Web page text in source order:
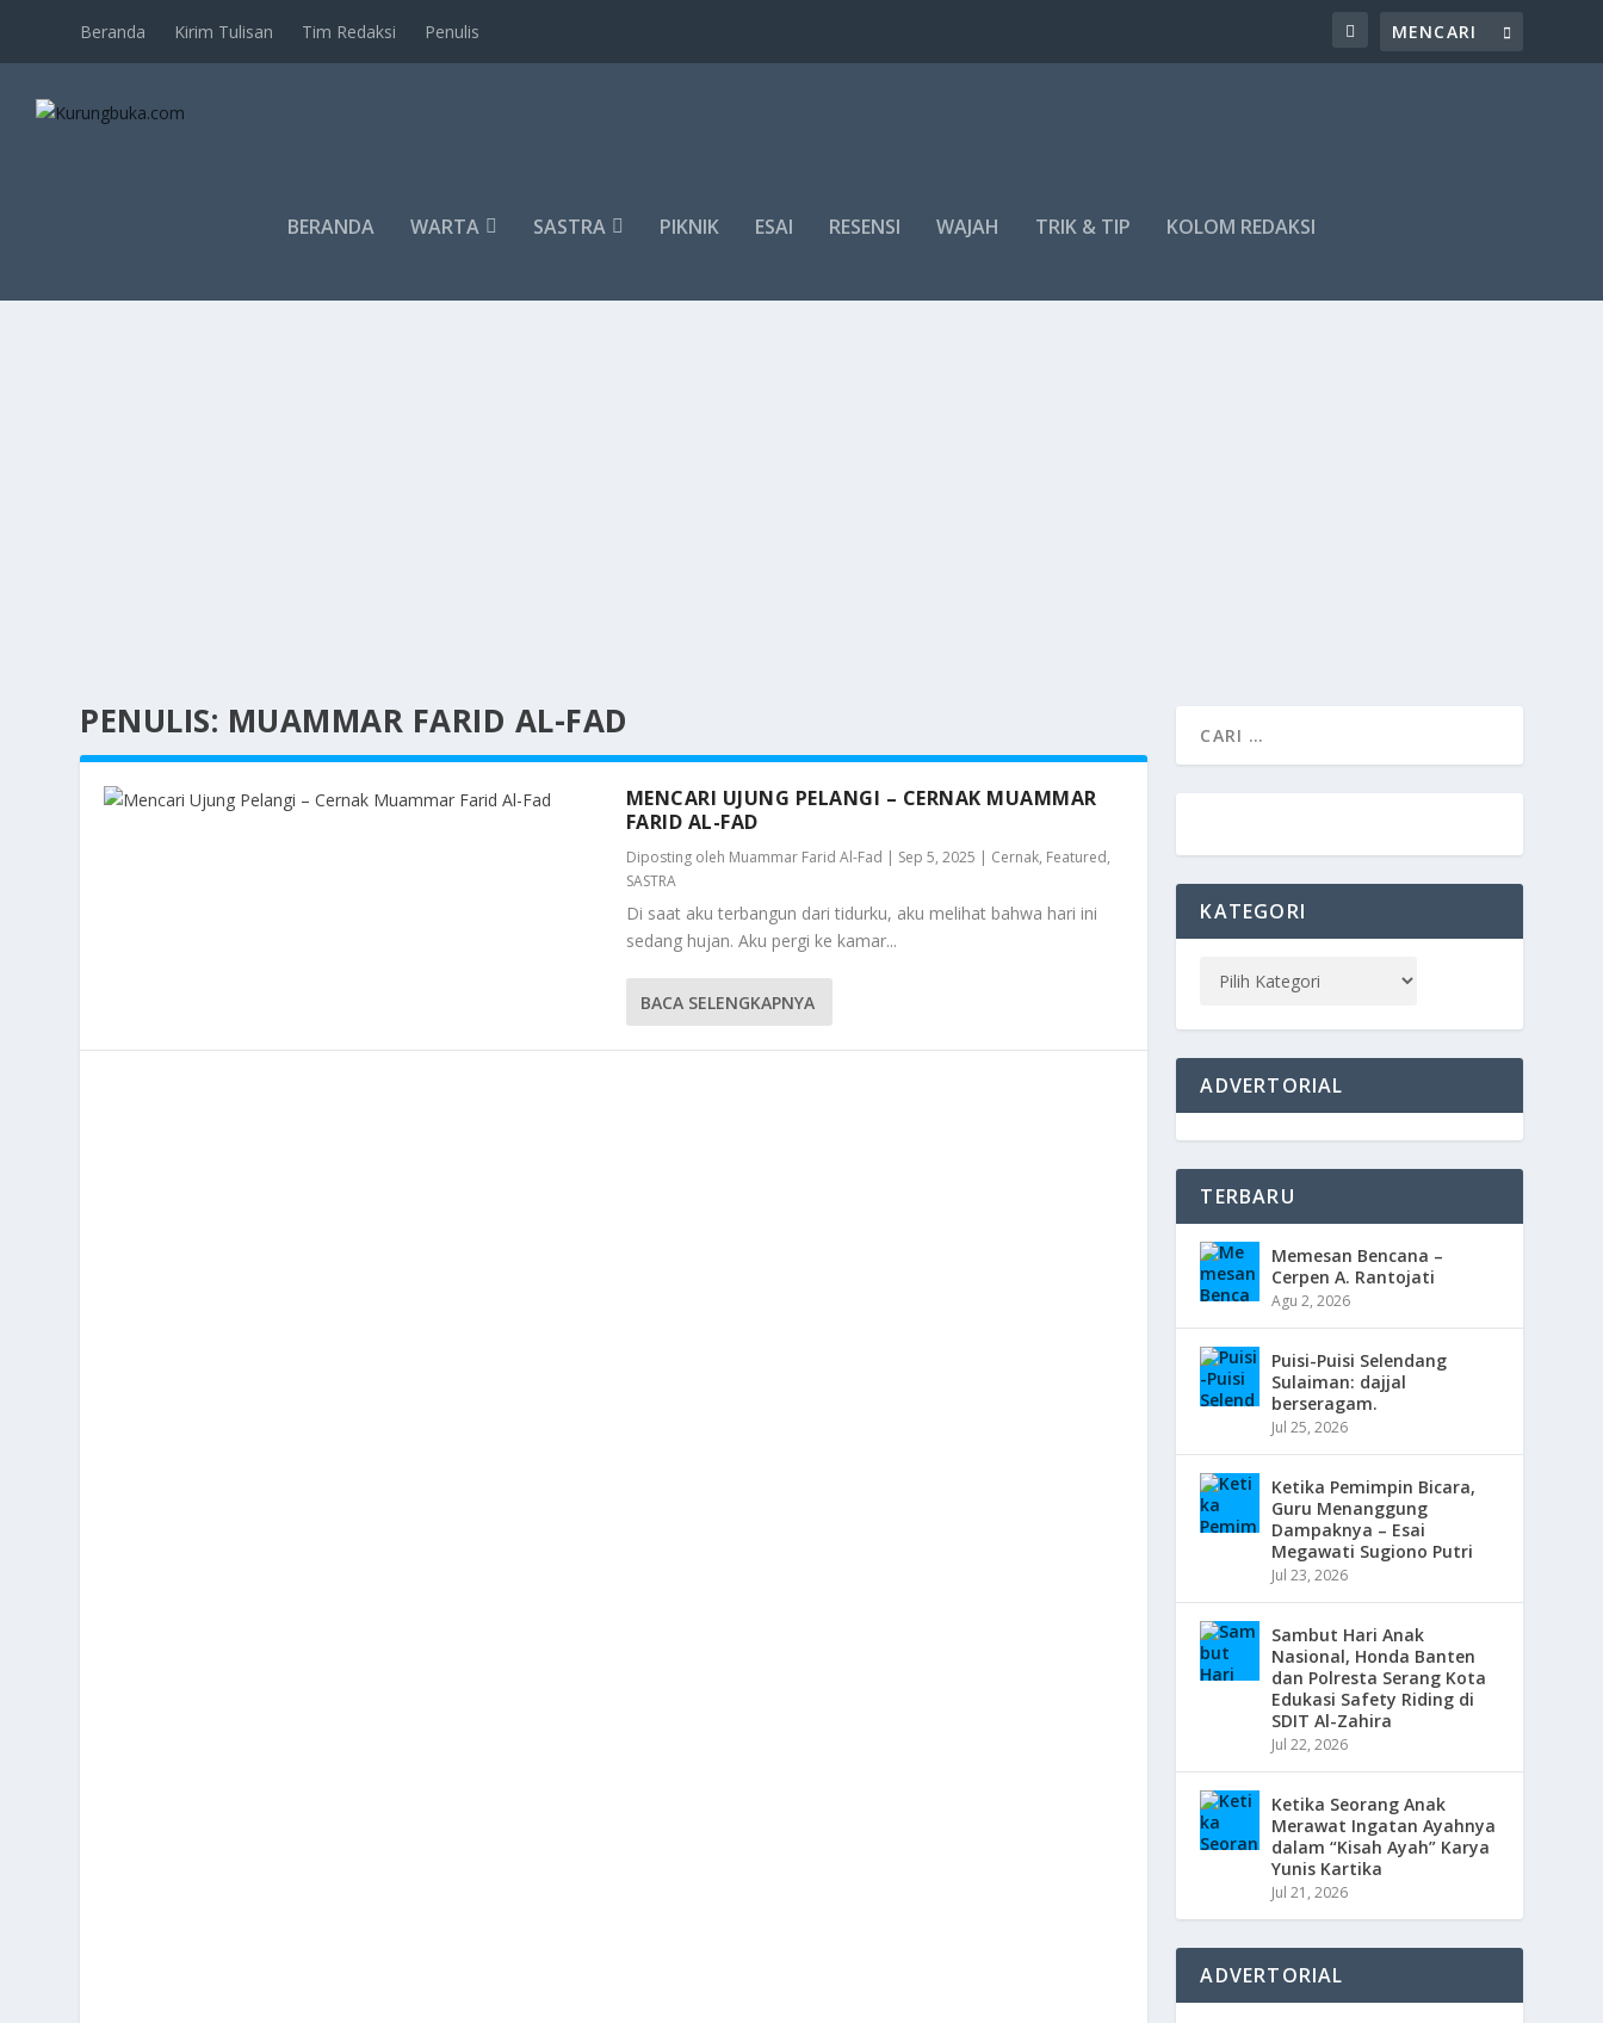
Beranda Kirim Tulisan Tim Redaksi Penulis
BERANDA WARTA SASTRA PIKNIK ESAI RESENSI WAJAH TRIK & TIP KOLOM REDAKSI
PENULIS: MUAMMAR FARID AL-FAD
MENCARI UJUNG PELANGI – CERNAK MUAMMAR
FARID AL-FAD
Diposting oleh Muammar Farid Al-Fad | Sep 5, 2025 | Cernak, Featured,
SASTRA
Di saat aku terbangun dari tidurku, aku melihat bahwa hari ini
sedang hujan. Aku pergi ke kamar...
BACA SELENGKAPNYA
KATEGORI
ADVERTORIAL
TERBARU
Memesan Bencana –
Cerpen A. Rantojati
Agu 2, 2026
Puisi-Puisi Selendang
Sulaiman: dajjal
berseragam.
Jul 25, 2026
Ketika Pemimpin Bicara,
Guru Menanggung
Dampaknya – Esai
Megawati Sugiono Putri
Jul 23, 2026
Sambut Hari Anak
Nasional, Honda Banten
dan Polresta Serang Kota
Edukasi Safety Riding di
SDIT Al-Zahira
Jul 22, 2026
Ketika Seorang Anak
Merawat Ingatan Ayahnya
dalam “Kisah Ayah” Karya
Yunis Kartika
Jul 21, 2026
ADVERTORIAL